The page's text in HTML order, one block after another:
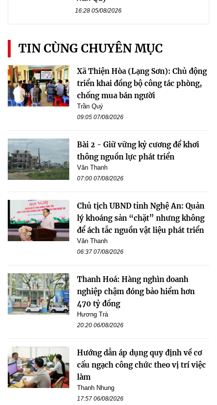
16:28 05/08/2026
TIN CÙNG CHUYÊN MỤC
Xã Thiện Hòa (Lạng Sơn): Chủ động
triển khai đồng bộ công tác phòng,
chống mua bán người
Trần Quý
09:05 07/08/2026
Bài 2 - Giữ vững kỷ cương để khơi
thông nguồn lực phát triển
Văn Thanh
07:00 07/08/2026
Chủ tịch UBND tỉnh Nghệ An: Quản
lý khoáng sản “chặt” nhưng không
để ách tắc nguồn vật liệu phát triển
Văn Thanh
06:37 07/08/2026
Thanh Hoá: Hàng nghìn doanh
nghiệp chậm đóng bảo hiểm hơn
470 tỷ đồng
Hương Trà
20:20 06/08/2026
Hướng dẫn áp dụng quy định về cơ
cấu ngạch công chức theo vị trí việc
làm
Thanh Nhung
17:57 06/08/2026